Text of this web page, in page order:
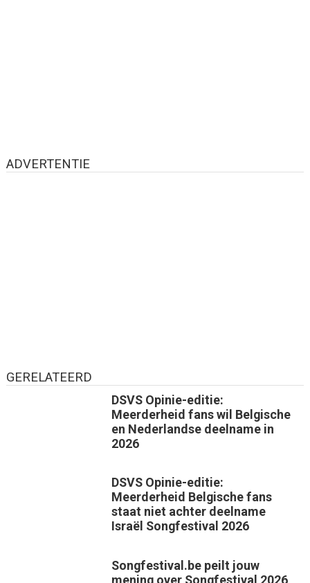
ADVERTENTIE
GERELATEERD
DSVS Opinie-editie:
Meerderheid fans wil Belgische
en Nederlandse deelname in
2026
DSVS Opinie-editie:
Meerderheid Belgische fans
staat niet achter deelname
Israël Songfestival 2026
Songfestival.be peilt jouw
mening over Songfestival 2026